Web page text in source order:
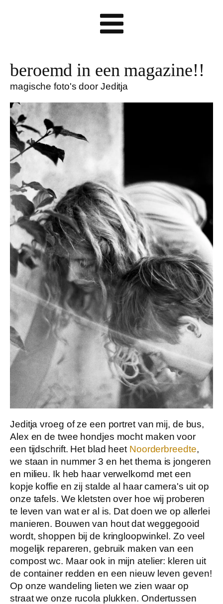
beroemd in een magazine!!
magische foto's door Jeditja
Jeditja vroeg of ze een portret van mij, de bus,
Alex en de twee hondjes mocht maken voor
een tijdschrift. Het blad heet Noorderbreedte,
we staan in nummer 3 en het thema is jongeren
en milieu. Ik heb haar verwelkomd met een
kopje koffie en zij stalde al haar camera's uit op
onze tafels. We kletsten over hoe wij proberen
te leven van wat er al is. Dat doen we op allerlei
manieren. Bouwen van hout dat weggegooid
wordt, shoppen bij de kringloopwinkel. Zo veel
mogelijk repareren, gebruik maken van een
compost wc. Maar ook in mijn atelier: kleren uit
de container redden en een nieuw leven geven!
Op onze wandeling lieten we zien waar op
straat we onze rucola plukken. Ondertussen